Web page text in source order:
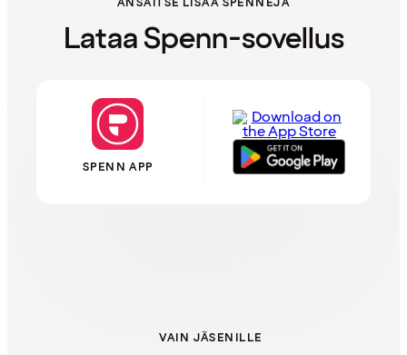
ANSAITSE LISÄÄ SPENNEJÄ
Lataa Spenn-sovellus
SPENN APP
VAIN JÄSENILLE